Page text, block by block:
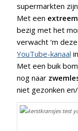
supermarkten
Met een
bezig met het
verwacht ‘m
YouTube-kanaal
Met een buik
nog naar
niet gezonken